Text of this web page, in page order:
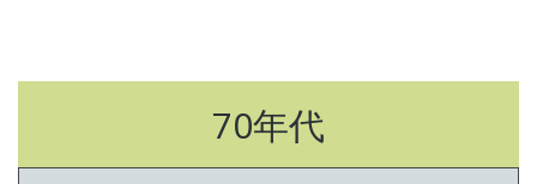
70年代